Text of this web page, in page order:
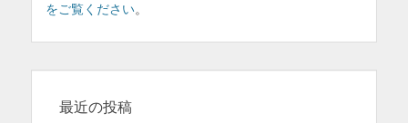
をご覧ください。
最近の投稿